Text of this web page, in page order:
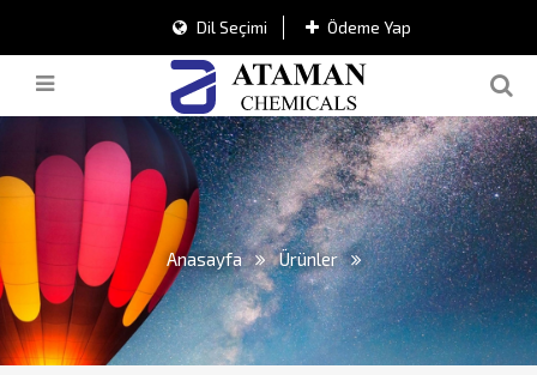
Dil Seçimi Ödeme Yap
Anasayfa Ürünler